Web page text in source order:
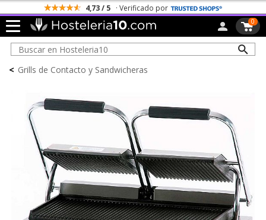
4,73 / 5 · Verificado por
0
< Grills de Contacto y Sandwicheras